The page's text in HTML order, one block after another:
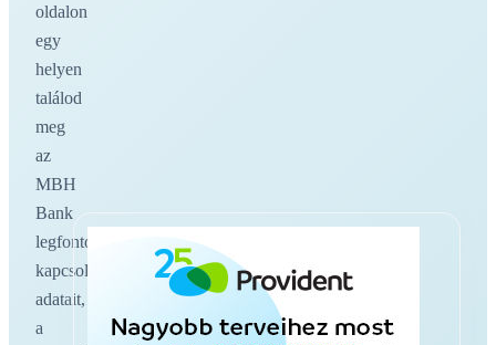
oldalon
egy
helyen
találod
meg
az
MBH
Bank
legfontosabb
kapcsolati
adatait,
a